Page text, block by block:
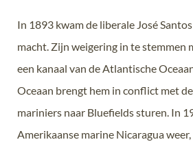
In 1893 kwam de liberale José
macht. Zijn weigering in te stemmen
een kanaal van de Atlantische
Oceaan brengt hem in conflict met
mariniers naar Bluefields sturen. In
Amerikaanse marine Nicaragua